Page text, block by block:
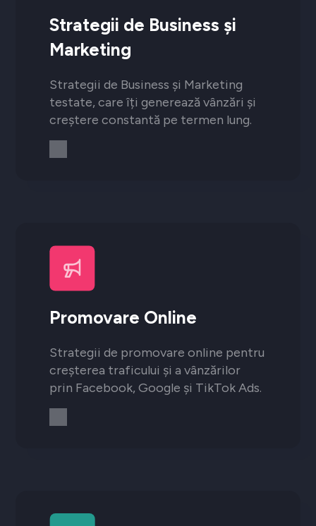
Strategii de Business și
Marketing
Strategii de Business și Marketing
testate, care îți generează vânzări și
creștere constantă pe termen lung.
Promovare Online
Strategii de promovare online pentru
creșterea traficului și a vânzărilor
prin Facebook, Google și TikTok Ads.